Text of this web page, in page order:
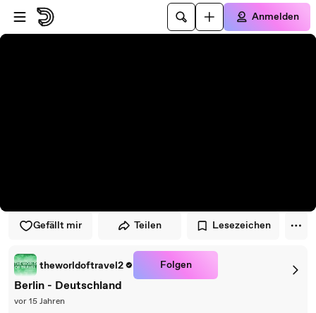
Zum Player springen
Zum Hauptinhalt springen
Anmelden
Gefällt mir Teilen Lesezeichen
theworldoftravel2 Folgen
Berlin - Deutschland
vor 15 Jahren